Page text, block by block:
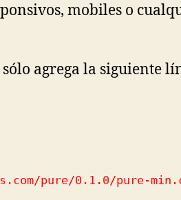
mobiles o
agrega la siguiente
pure/0.1.0/pure-